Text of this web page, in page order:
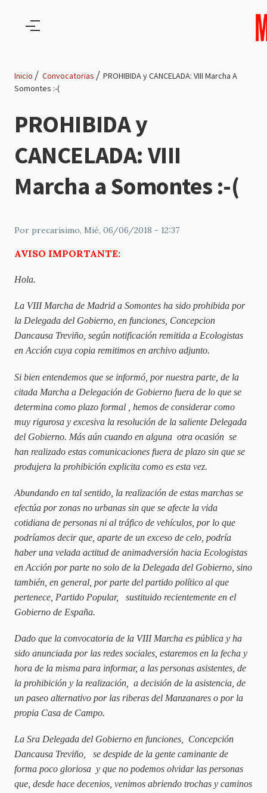
de
navegación
Inicio Convocatorias
PROHIBIDA y CANCELADA: VIII Marcha A
Somontes :-(
PROHIBIDA y
CANCELADA: VIII
Marcha a Somontes :-(
Por precarisimo, Mié, 06/06/2018 - 12:37
AVISO IMPORTANTE:
Hola.
La VIII Marcha de Madrid a Somontes ha sido prohibida por
la Delegada del Gobierno, en funciones, Concepcion
Dancausa Treviño, según notificación remitida a Ecologistas
en Acción cuya copia remitimos en archivo adjunto.
Si bien entendemos que se informó, por nuestra parte, de la
citada Marcha a Delegación de Gobierno fuera de lo que se
determina como plazo formal , hemos de considerar como
muy rigurosa y excesiva la resolución de la saliente Delegada
del Gobierno. Más aún cuando en alguna otra ocasión se
han realizado estas comunicaciones fuera de plazo sin que se
produjera la prohibición explicita como es esta vez.
Abundando en tal sentido, la realización de estas marchas se
efectúa por zonas no urbanas sin que se afecte la vida
cotidiana de personas ni al tráfico de vehículos, por lo que
podríamos decir que, aparte de un exceso de celo, podría
haber una velada actitud de animadversión hacia Ecologistas
en Acción por parte no solo de la Delegada del Gobierno, sino
también, en general, por parte del partido político al que
pertenece, Partido Popular, sustituido recientemente en el
Gobierno de España.
Dado que la convocatoria de la VIII Marcha es pública y ha
sido anunciada por las redes sociales, estaremos en la fecha y
hora de la misma para informar, a las personas asistentes, de
la prohibición y la realización, a decisión de la asistencia, de
un paseo alternativo por las riberas del Manzanares o por la
propia Casa de Campo.
La Sra Delegada del Gobierno en funciones, Concepción
Dancausa Treviño, se despide de la gente caminante de
forma poco gloriosa y que no podemos olvidar las personas
que, desde hace decenios, venimos abriendo trochas y caminos